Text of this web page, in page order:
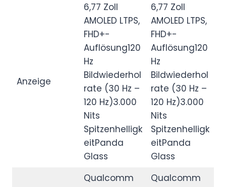
Anzeige
6,77 Zoll
AMOLED LTPS,
FHD+-
Auflösung120
Hz
Bildwiederhol
rate (30 Hz –
120 Hz)3.000
Nits
Spitzenhelligk
eitPanda
Glass
6,77 Zoll
AMOLED LTPS,
FHD+-
Auflösung120
Hz
Bildwiederhol
rate (30 Hz –
120 Hz)3.000
Nits
Spitzenhelligk
eitPanda
Glass
Qualcomm
Qualcomm